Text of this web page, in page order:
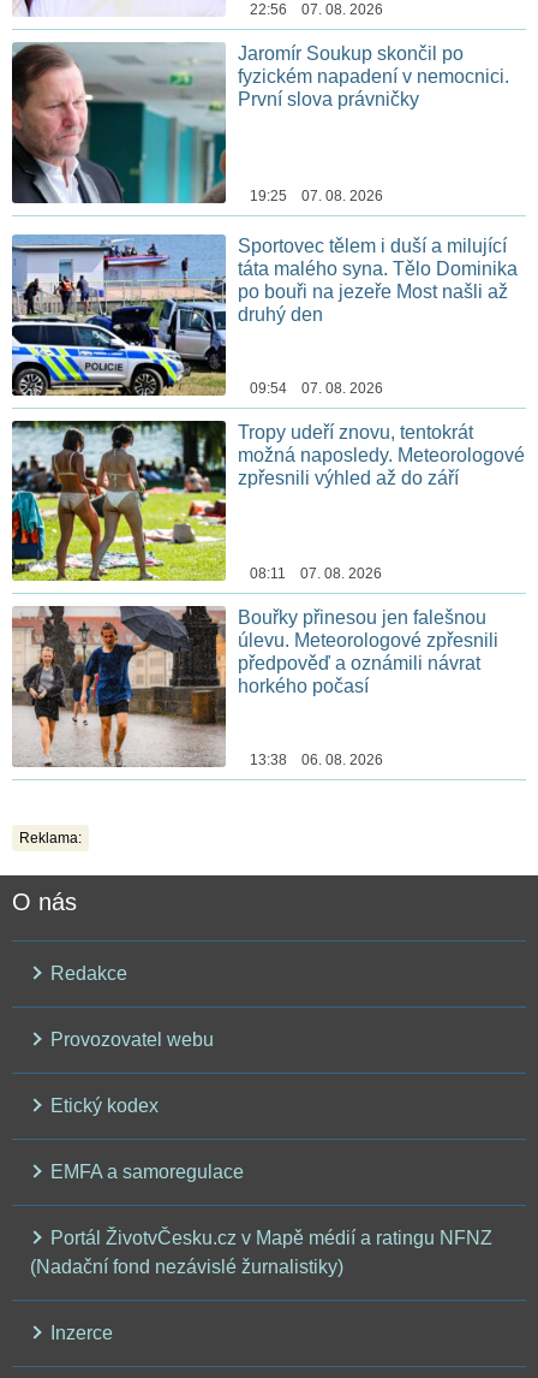
22:56 07. 08. 2026
Jaromír Soukup skončil po
fyzickém napadení v nemocnici.
První slova právničky
19:25 07. 08. 2026
Sportovec tělem i duší a milující
táta malého syna. Tělo Dominika
po bouři na jezeře Most našli až
druhý den
09:54 07. 08. 2026
Tropy udeří znovu, tentokrát
možná naposledy. Meteorologové
zpřesnili výhled až do září
08:11 07. 08. 2026
Bouřky přinesou jen falešnou
úlevu. Meteorologové zpřesnili
předpověď a oznámili návrat
horkého počasí
13:38 06. 08. 2026
Reklama:
O nás
Redakce
Provozovatel webu
Etický kodex
EMFA a samoregulace
Portál ŽivotvČesku.cz v Mapě médií a ratingu NFNZ
(Nadační fond nezávislé žurnalistiky)
Inzerce